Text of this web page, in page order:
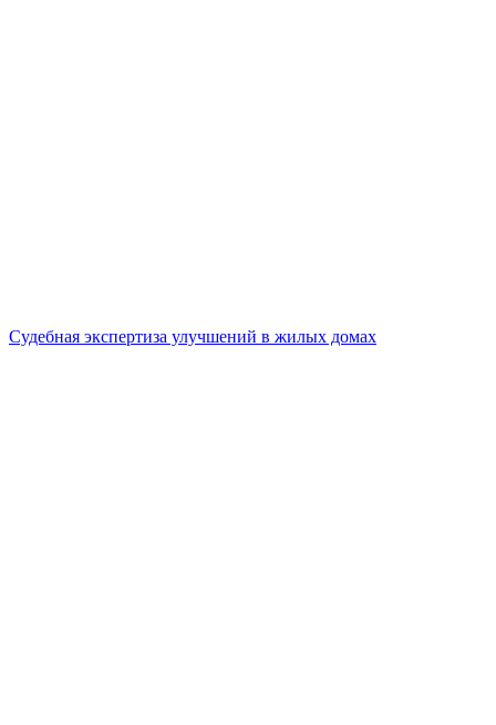
Судебная экспертиза улучшений в жилых домах